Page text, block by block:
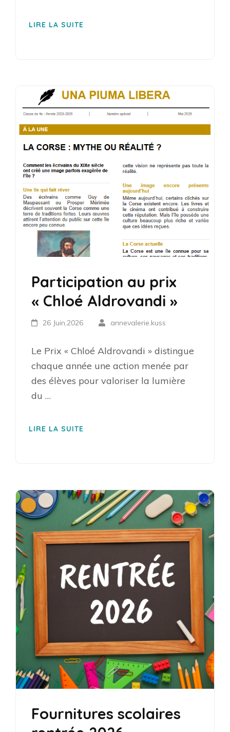
LIRE LA SUITE
Participation au prix
« Chloé Aldrovandi »
26 Juin,2026 annevalerie.kuss
Le Prix « Chloé Aldrovandi » distingue
chaque année une action menée par
des élèves pour valoriser la lumière
du …
LIRE LA SUITE
Fournitures scolaires